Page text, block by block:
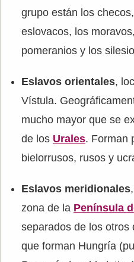
grupo están los
eslovacos, los
pomeranios y los
Eslavos orientales,
Vístula.
mucho mayor que se
de los Urales. Forman
bielorrusos, rusos y
Eslavos meridionales
zona de la Península
separados de los
que forman Hungría